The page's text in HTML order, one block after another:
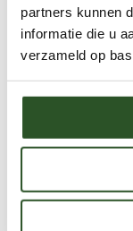
partners kunnen
informatie die u
verzameld op
Ben je op zoek
alleen
een
zijn voor elke
verjaardag,
gebaar, met
iemand blij,
het werk van